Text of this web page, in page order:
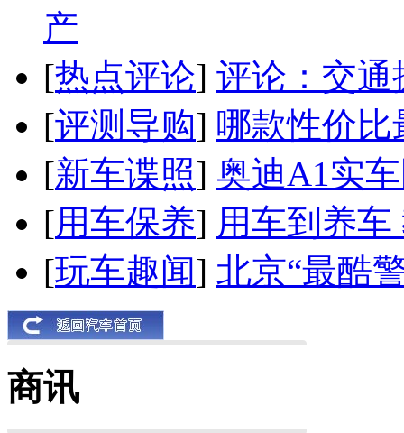
产
[热点评论] 评论：交通
[评测导购] 哪款性价比
[新车谍照] 奥迪A1实
[用车保养] 用车到养
[玩车趣闻] 北京“最酷
商讯